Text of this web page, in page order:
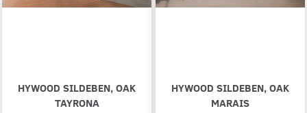
HYWOOD SILDEBEN, OAK
TAYRONA
HYWOOD SILDEBEN, OAK
MARAIS